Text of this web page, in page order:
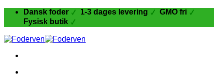
Fortsæt
indhold
Dansk foder 1-3 dages levering
GMO fri
Fysisk butik